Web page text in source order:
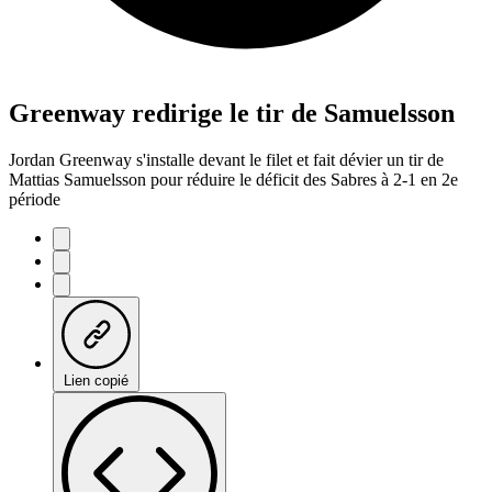
Greenway redirige le tir de Samuelsson
Jordan Greenway s'installe devant le filet et fait dévier un tir de
Mattias Samuelsson pour réduire le déficit des Sabres à 2-1 en 2e
période
Lien copié